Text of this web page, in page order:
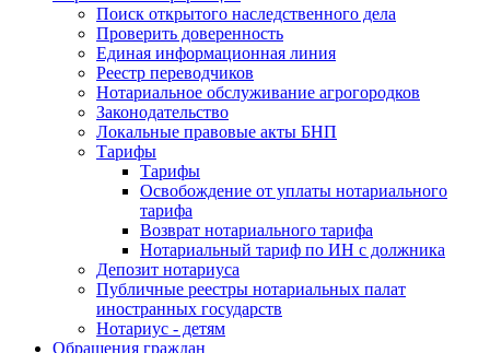
Поиск открытого наследственного дела
Проверить доверенность
Единая информационная линия
Реестр переводчиков
Нотариальное обслуживание агрогородков
Законодательство
Локальные правовые акты БНП
Тарифы
Тарифы
Освобождение от уплаты нотариального
тарифа
Возврат нотариального тарифа
Нотариальный тариф по ИН с должника
Депозит нотариуса
Публичные реестры нотариальных палат
иностранных государств
Нотариус - детям
Обращения граждан